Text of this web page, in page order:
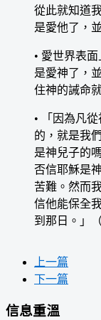
從此就知道
是愛他了，
• 愛世界表
是愛神了，
住神的誡命
• 「因為凡
的，就是我
是神兒子的
否信耶穌是
苦難。然而
信他能保全
到那日。」
上一篇
下一篇
信息重溫